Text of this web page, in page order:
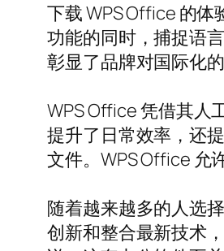
下载 WPS Office 的
功能的同时，捕捉语
彰显了品牌对国际化的
WPS Office 凭借其人
提升了日常效率，还
文件。WPS Office 允
随着越来越多的人选
创新和整合最新技术